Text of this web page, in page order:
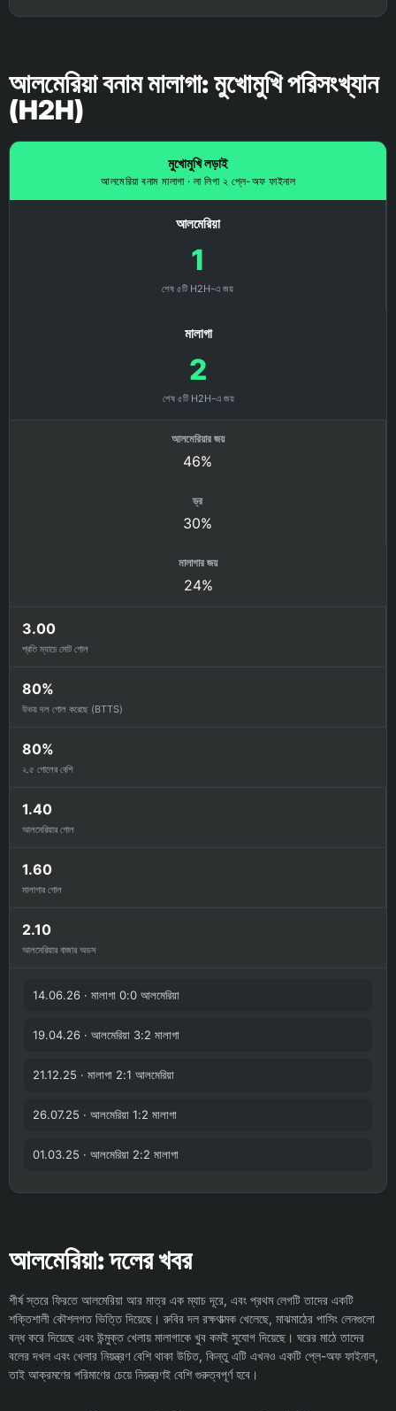
আলমেরিয়া বনাম মালাগা: মুখোমুখি পরিসংখ্যান
(H2H)
মুখোমুখি লড়াই
আলমেরিয়া বনাম মালাগা · লা লিগা ২ প্লে-অফ ফাইনাল
আলমেরিয়া
1
শেষ ৫টি H2H-এ জয়
মালাগা
2
শেষ ৫টি H2H-এ জয়
আলমেরিয়ার জয়
46%
ড্র
30%
মালাগার জয়
24%
3.00
প্রতি ম্যাচে মোট গোল
80%
উভয় দল গোল করেছে (BTTS)
80%
২.৫ গোলের বেশি
1.40
আলমেরিয়ার গোল
1.60
মালাগার গোল
2.10
আলমেরিয়ার বাজার অডস
14.06.26 · মালাগা 0:0 আলমেরিয়া
19.04.26 · আলমেরিয়া 3:2 মালাগা
21.12.25 · মালাগা 2:1 আলমেরিয়া
26.07.25 · আলমেরিয়া 1:2 মালাগা
01.03.25 · আলমেরিয়া 2:2 মালাগা
আলমেরিয়া: দলের খবর
শীর্ষ স্তরে ফিরতে আলমেরিয়া আর মাত্র এক ম্যাচ দূরে, এবং প্রথম লেগটি তাদের একটি
শক্তিশালী কৌশলগত ভিত্তি দিয়েছে। রুবির দল রক্ষণাত্মক খেলেছে, মাঝমাঠের পাসিং লেনগুলো
বন্ধ করে দিয়েছে এবং উন্মুক্ত খেলায় মালাগাকে খুব কমই সুযোগ দিয়েছে। ঘরের মাঠে তাদের
বলের দখল এবং খেলার নিয়ন্ত্রণ বেশি থাকা উচিত, কিন্তু এটি এখনও একটি প্লে-অফ ফাইনাল,
তাই আক্রমণের পরিমাণের চেয়ে নিয়ন্ত্রণই বেশি গুরুত্বপূর্ণ হবে।